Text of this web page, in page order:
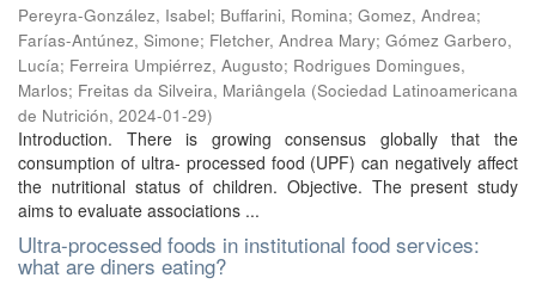
Pereyra-González, Isabel; Buffarini, Romina; Gomez, Andrea;
Farías-Antúnez, Simone; Fletcher, Andrea Mary; Gómez Garbero,
Lucía; Ferreira Umpiérrez, Augusto; Rodrigues Domingues,
Marlos; Freitas da Silveira, Mariângela (Sociedad Latinoamericana
de Nutrición, 2024-01-29)
Introduction. There is growing consensus globally that the
consumption of ultra- processed food (UPF) can negatively affect
the nutritional status of children. Objective. The present study
aims to evaluate associations ...
Ultra-processed foods in institutional food services:
what are diners eating?